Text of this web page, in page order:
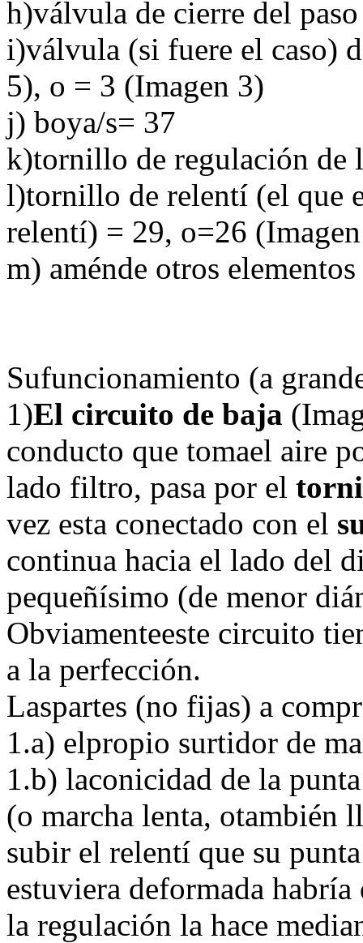
h)válvula de cierre del
i)válvula (si fuere el caso)
5), o = 3 (Imagen 3)
j) boya/s= 37
k)tornillo de regulación de
l)tornillo de relentí (el que
relentí) = 29, o=26
m) aménde otros
Sufuncionamiento (a
1)El circuito de baja
conducto que tomael aire
lado filtro, pasa por el
vez esta conectado con el
continua hacia el lado del
pequeñísimo (de menor
Obviamenteeste circuito
a la perfección.
Laspartes (no fijas) a
1.a) elpropio surtidor de
1.b) laconicidad de la
(o marcha lenta, otambién
subir el relentí que su
estuviera deformada
la regulación la hace